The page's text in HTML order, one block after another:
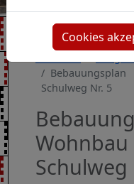
Schulweg Nr. 5
Wohnbau
Schulweg
Cookies